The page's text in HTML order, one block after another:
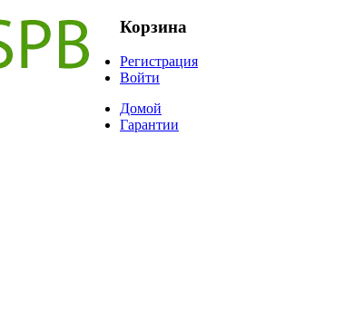
Корзина
Регистрация
Войти
Домой
Гарантии